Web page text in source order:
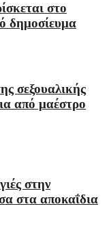
στο
δημοσίευμα
σεξουαλικής
από μαέστρο
στην
στα αποκαΐδια